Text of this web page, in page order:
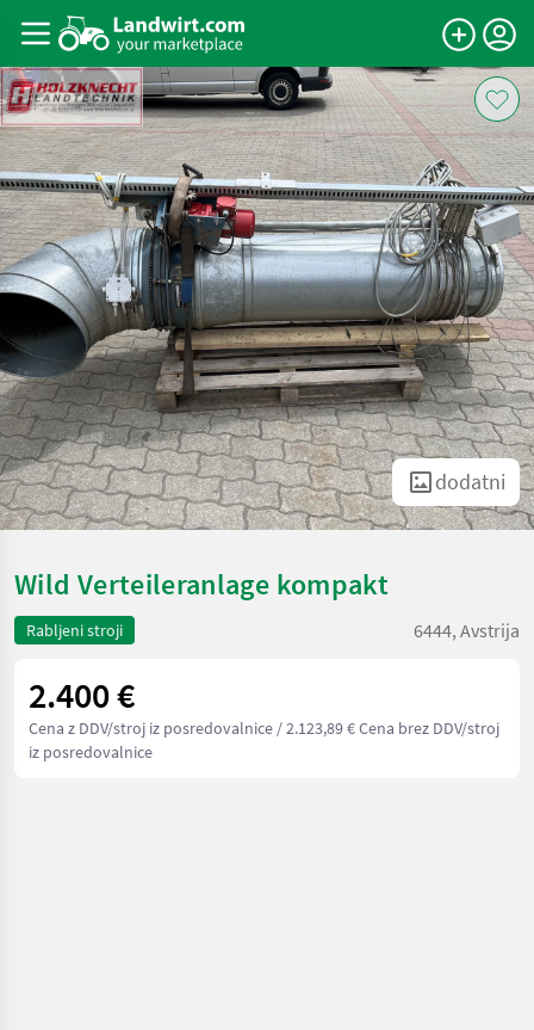
dodatni
Wild Verteileranlage kompakt
Rabljeni stroji 6444, Avstrija
2.400 €
Cena z DDV/stroj iz posredovalnice / 2.123,89 € Cena brez DDV/stroj
iz posredovalnice